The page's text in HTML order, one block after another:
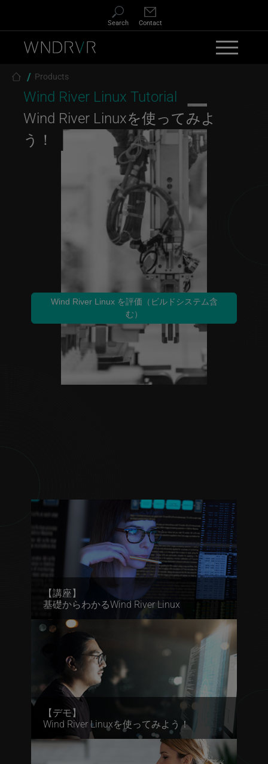
Search Contact
Breadcrumb
Products
Wind River Linux Tutorial
Wind River Linuxを使ってみよ
う！
Wind River Linux を評価（ビルドシステム含
む）
【講座】
基礎からわかるWind River Linux
【デモ】
Wind River Linuxを使ってみよう！